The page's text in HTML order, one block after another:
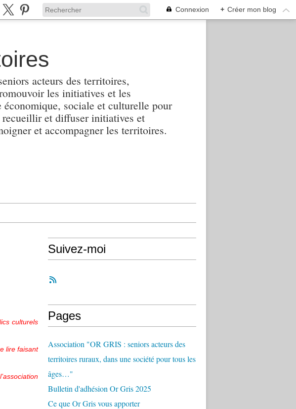
Connexion + Créer mon blog
acteurs des territoires,
les initiatives et les
sociale et culturelle pour
et diffuser initiatives et
et accompagner les territoires.
culturels
lire faisant
Suivez-moi
Pages
Association "OR GRIS : seniors acteurs des
territoires ruraux, dans une société pour tous les
âges…"
Bulletin d'adhésion Or Gris 2025
Ce que Or Gris vous apporter